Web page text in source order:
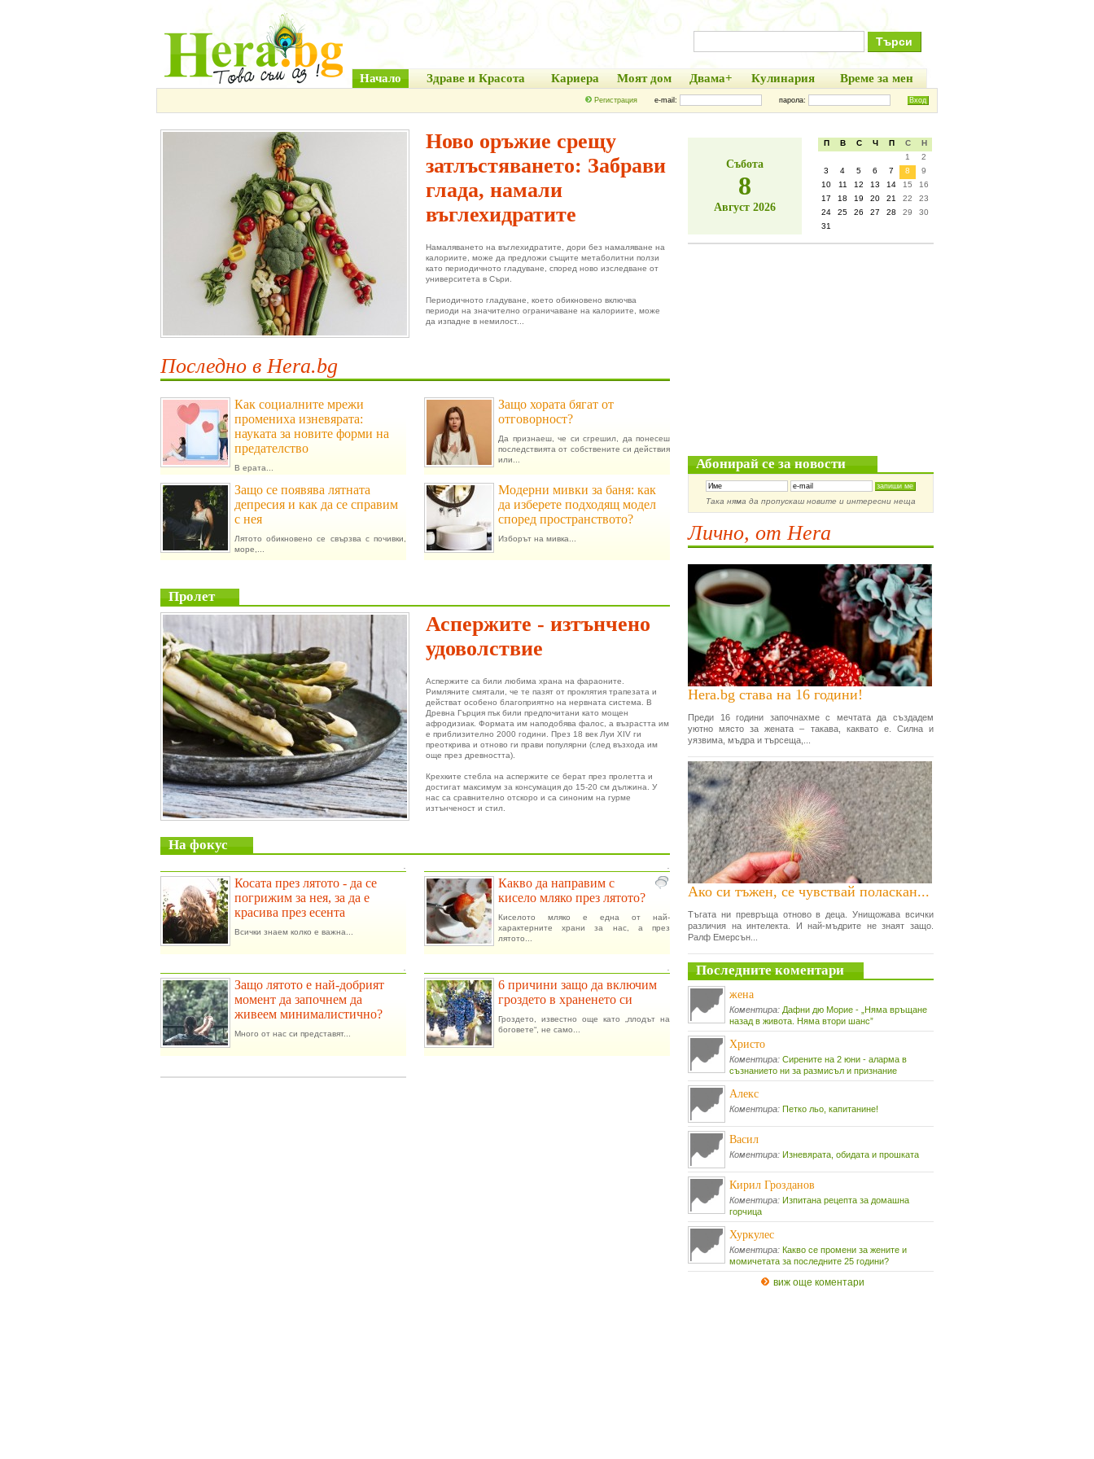
Начало Здраве и Красота Кариера Моят дом Двама+ Кулинария Време за мен
Регистрация e-mail: парола:
Ново оръжие срещу
затлъстяването: Забрави
глада, намали
въглехидратите
Намаляването на въглехидратите, дори без намаляване на
калориите, може да предложи същите метаболитни ползи
като периодичното гладуване, според ново изследване от
университета в Съри.
Периодичното гладуване, което обикновено включва
периоди на значително ограничаване на калориите, може
да изпадне в немилост...
Последно в Hera.bg
Как социалните мрежи
промениха изневярата:
науката за новите форми на
предателство
В ерата...
Защо хората бягат от
отговорност?
Да признаеш, че си сгрешил, да понесеш
последствията от собствените си действия
или...
Защо се появява лятната
депресия и как да се справим
с нея
Лятото обикновено се свързва с почивки,
море,...
Модерни мивки за баня: как
да изберете подходящ модел
според пространството?
Изборът на мивка...
Пролет
Аспержите - изтънчено
удоволствие
Аспержите са били любима храна на фараоните.
Римляните смятали, че те пазят от проклятия трапезата и
действат особено благоприятно на нервната система. В
Древна Гърция пък били предпочитани като мощен
афродизиак. Формата им наподобява фалос, а възрастта им
е приблизително 2000 години. През 18 век Луи XIV ги
преоткрива и отново ги прави популярни (след възхода им
още през древността).
Крехките стебла на аспержите се берат през пролетта и
достигат максимум за консумация до 15-20 см дължина. У
нас са сравнително отскоро и са синоним на гурме
изтънченост и стил.
На фокус
Косата през лятото - да се
погрижим за нея, за да е
красива през есента
Всички знаем колко е важна...
Какво да направим с
кисело мляко през лятото?
Киселото мляко е една от най-
характерните храни за нас, а през
лятото...
Защо лятото е най-добрият
момент да започнем да
живеем минималистично?
Много от нас си представят...
6 причини защо да включим
гроздето в храненето си
Гроздето, известно още като „плодът на
боговете“, не само...
Събота
8
Август 2026
П В С Ч П С
Н
1
2
3
4 5 6 7 8
9
10
11 12 13 14 15
16
17
18 19 20 21 22
23
24
25 26 27 28 29
30
31
Абонирай се за новости
Така няма да пропускаш новите и интересни неща
Лично, от Hera
Hera.bg става на 16 години!
Преди 16 години започнахме с мечтата да създадем
уютно място за жената – такава, каквато е. Силна и
уязвима, мъдра и търсеща,...
Ако си тъжен, се чувствай поласкан...
Тъгата ни превръща отново в деца. Унищожава всички
различия на интелекта. И най-мъдрите не знаят защо.
Ралф Емерсън...
Последните коментари
жена
Коментира: Дафни дю Морие - „Няма връщане
назад в живота. Няма втори шанс”
Христо
Коментира: Сирените на 2 юни - аларма в
съзнанието ни за размисъл и признание
Алекс
Коментира: Петко льо, капитанине!
Васил
Коментира: Изневярата, обидата и прошката
Кирил Грозданов
Коментира: Изпитана рецепта за домашна
горчица
Хуркулес
Коментира: Какво се промени за жените и
момичетата за последните 25 години?
виж още коментари